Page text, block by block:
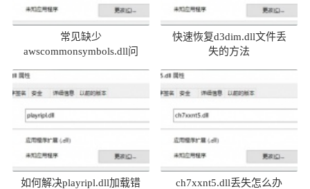
常见缺少
awscommonsymbols.dll问
快速恢复d3dim.dll文件丢
失的方法
如何解决playripl.dll加载错
ch7xxnt5.dll丢失怎么办